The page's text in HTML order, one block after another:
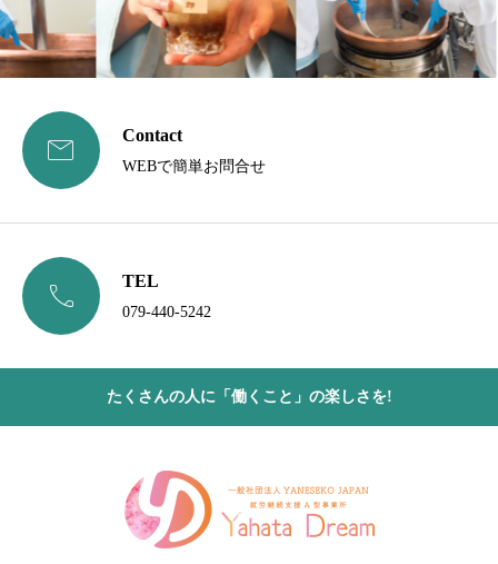
 Contact
WEBで簡単お問合せ
 TEL
079-440-5242
たくさんの人に「働くこと」の楽しさを!